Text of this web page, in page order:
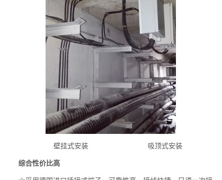
壁挂式安装 吸顶式安装
综合性价比高